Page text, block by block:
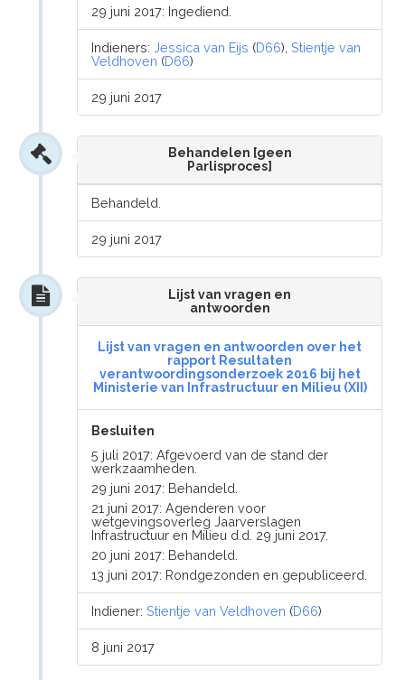
29 juni 2017: Ingediend.
Indieners:Jessica van Eijs (D66),Stientje van
Veldhoven (D66)
29 juni 2017
Behandelen [geen
Parlisproces]
Behandeld.
29 juni 2017
Lijst van vragen en
antwoorden
Lijst van vragen en antwoorden over het
rapport Resultaten
verantwoordingsonderzoek 2016 bij het
Ministerie van Infrastructuur en Milieu (XII)
Besluiten
5 juli 2017: Afgevoerd van de stand der
werkzaamheden.
29 juni 2017: Behandeld.
21 juni 2017: Agenderen voor
wetgevingsoverleg Jaarverslagen
Infrastructuur en Milieu d.d. 29 juni 2017.
20 juni 2017: Behandeld.
13 juni 2017: Rondgezonden en gepubliceerd.
Indiener:Stientje van Veldhoven (D66)
8 juni 2017